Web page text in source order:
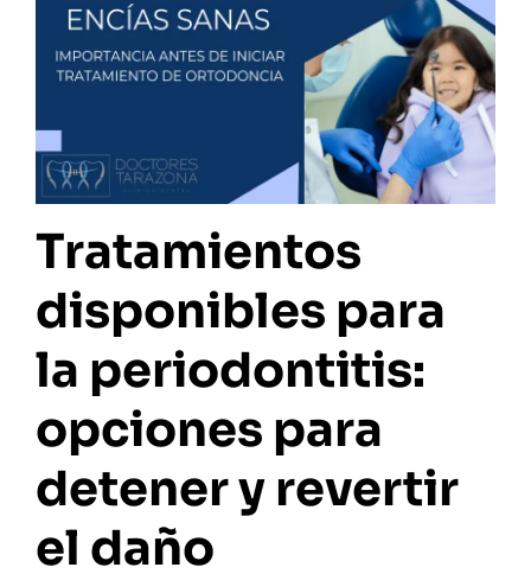
Tratamientos
disponibles para
la periodontitis:
opciones para
detener y revertir
el daño